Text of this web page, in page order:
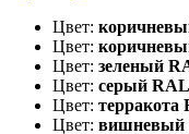
Цвет:
Цвет:
Цвет: зеленый
Цвет: серый RAL
Цвет: терракота
Цвет: вишневый